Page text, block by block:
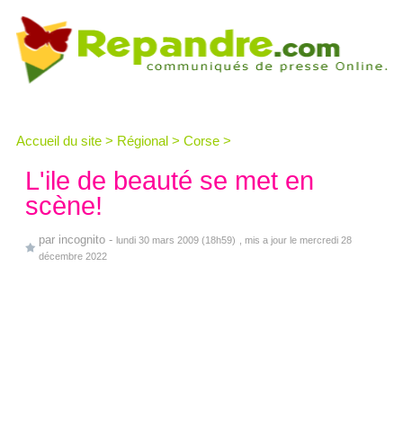
Accueil du site > Régional > Corse >
L'ile de beauté se met en
scène!
par incognito - lundi 30 mars 2009 (18h59)
, mis a jour le mercredi 28
décembre 2022